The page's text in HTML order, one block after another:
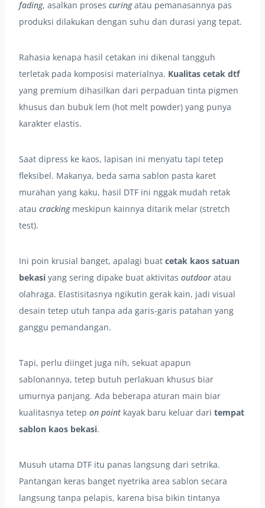
fading, asalkan proses curingatau pemanasannya pas
produksi dilakukan dengan suhu dan durasi yang tepat.
Rahasia kenapa hasil cetakan ini dikenal tangguh
terletak pada komposisi materialnya. Kualitas cetak dtf
yang premium dihasilkan dari perpaduan tinta pigmen
khusus dan bubuk lem (hot melt powder) yang punya
karakter elastis.
Saat dipress ke kaos, lapisan ini menyatu tapi tetep
fleksibel. Makanya, beda sama sablon pasta karet
murahan yang kaku, hasil DTF ini nggak mudah retak
atau crackingmeskipun kainnya ditarik melar (stretch
test).
Ini poin krusial banget, apalagi buat cetak kaos satuan
bekasi yang sering dipake buat aktivitas outdoor atau
olahraga. Elastisitasnya ngikutin gerak kain, jadi visual
desain tetep utuh tanpa ada garis-garis patahan yang
ganggu pemandangan.
Tapi, perlu diinget juga nih, sekuat apapun
sablonannya, tetep butuh perlakuan khusus biar
umurnya panjang. Ada beberapa aturan main biar
kualitasnya tetep on pointkayak baru keluar dari tempat
sablon kaos bekasi.
Musuh utama DTF itu panas langsung dari setrika.
Pantangan keras banget nyetrika area sablon secara
langsung tanpa pelapis, karena bisa bikin tintanya